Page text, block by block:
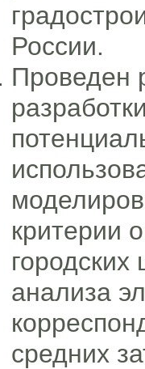
России.
Проведен
критерии
анализа
средних